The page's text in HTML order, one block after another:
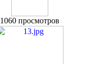
1060 просмотров